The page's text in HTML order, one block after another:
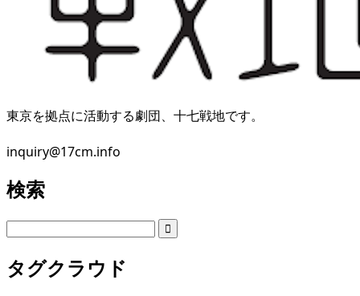
東京を拠点に活動する劇団、十七戦地です。
inquiry@17cm.info
検索
タグクラウド